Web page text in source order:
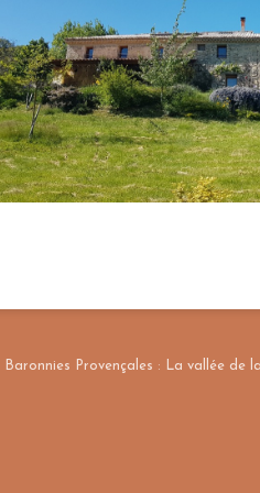
Baronnies Provençales : La vallée de